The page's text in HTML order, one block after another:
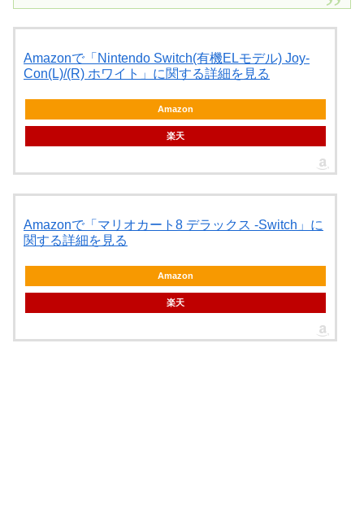
Amazonで「Nintendo Switch(有機ELモデル) Joy-
Con(L)/(R) ホワイト」に関する詳細を見る
Amazon
楽天
Amazonで「マリオカート8 デラックス -Switch」に
関する詳細を見る
Amazon
楽天